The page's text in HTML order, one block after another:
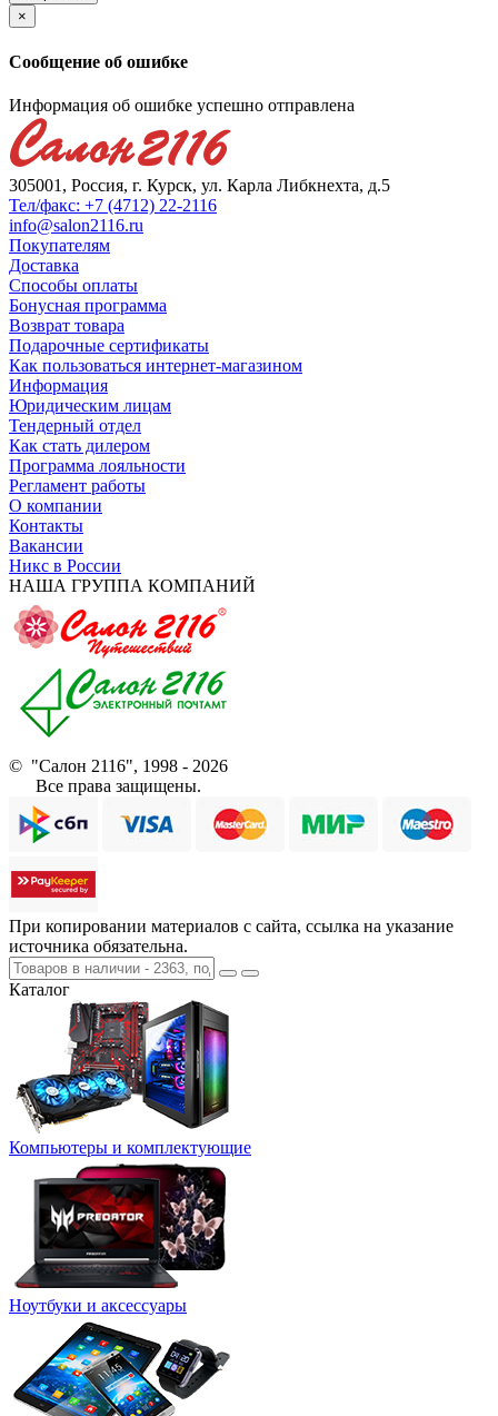
×
Сообщение об ошибке
Информация об ошибке успешно отправлена
305001, Россия, г. Курск, ул. Карла Либкнехта, д.5
Тел/факс: +7 (4712) 22-2116
info@salon2116.ru
Покупателям
Доставка
Способы оплаты
Бонусная программа
Возврат товара
Подарочные сертификаты
Как пользоваться интернет-магазином
Информация
Юридическим лицам
Тендерный отдел
Как стать дилером
Программа лояльности
Регламент работы
О компании
Контакты
Вакансии
Никс в России
НАША ГРУППА КОМПАНИЙ
© "Салон 2116", 1998 - 2026
Все права защищены.
При копировании материалов с сайта, ссылка на указание
источника обязательна.
Каталог
Компьютеры и комплектующие
Ноутбуки и аксессуары